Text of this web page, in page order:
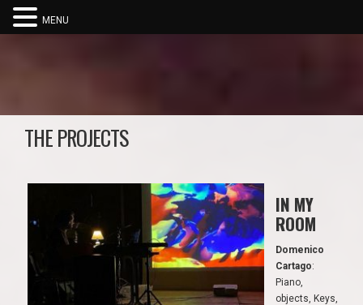
THE PROJECTS
IN MY
ROOM
Domenico
Cartago:
Piano,
objects, Keys,
MENU